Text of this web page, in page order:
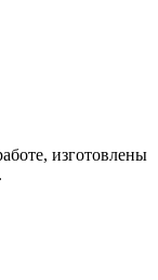
изготовлены